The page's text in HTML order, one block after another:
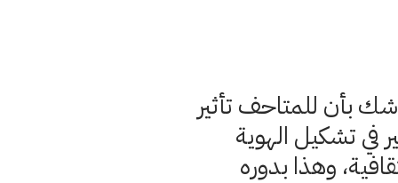
شك بأن للمتاحف تأثير
في تشكيل الهوية
وهذا بدوره